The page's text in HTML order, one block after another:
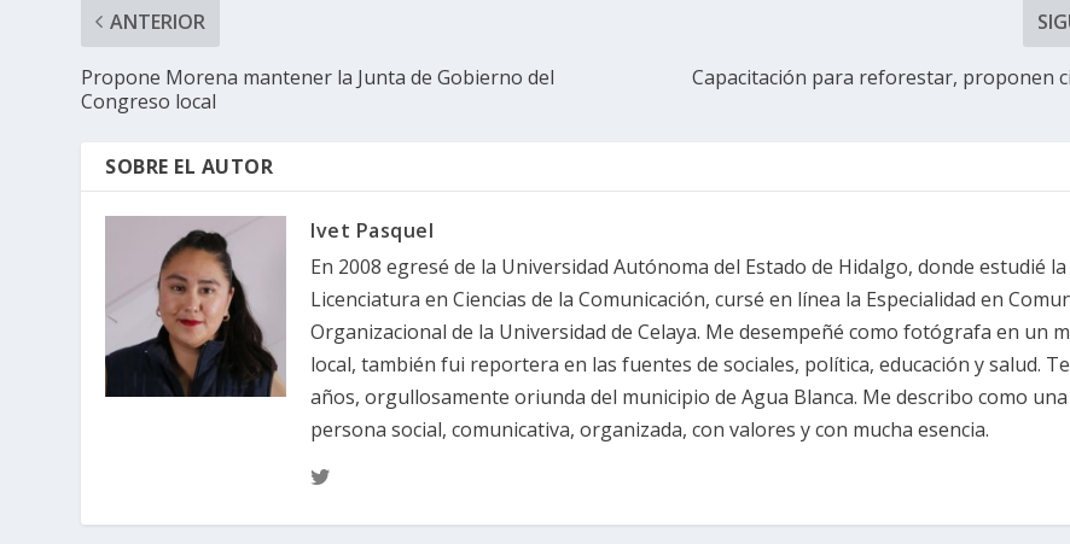
ANTERIOR
Propone Morena mantener la Junta de Gobierno del
Congreso local
Capacitación para reforestar, proponen
SOBRE EL AUTOR
Ivet Pasquel
En 2008 egresé de la Universidad Autónoma del Estado de Hidalgo, donde estudié la
Licenciatura en Ciencias de la Comunicación, cursé en línea la Especialidad en
Organizacional de la Universidad de Celaya. Me desempeñé como fotógrafa en un
local, también fui reportera en las fuentes de sociales, política, educación y salud.
años, orgullosamente oriunda del municipio de Agua Blanca. Me describo como una
persona social, comunicativa, organizada, con valores y con mucha esencia.